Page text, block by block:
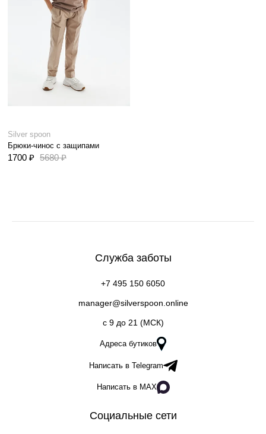
Silver spoon
Брюки-чинос с защипами
1700 ₽ 5680 ₽
Служба заботы
+7 495 150 6050
manager@silverspoon.online
c 9 до 21 (МСК)
Адреса бутиков
Написать в Telegram
Написать в MAX
Социальные сети